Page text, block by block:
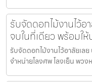
รับจัดดอกไม้งานไว้
จบในที่เดียว พร้อมใ
รับจัดดอกไม้งานไว้อาลัยเ
จำหน่ายโลงศพ โลงเย็น พว